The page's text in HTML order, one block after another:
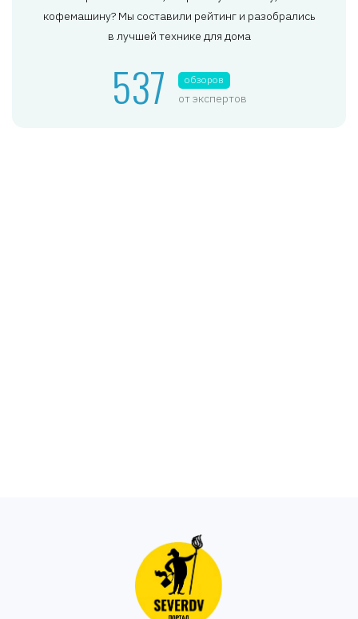
кофемашину? Мы составили рейтинг и разобрались
в лучшей технике для дома
537 обзоров
от экспертов